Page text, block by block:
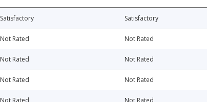
Satisfactory Satisfactory
Not Rated Not Rated
Not Rated Not Rated
Not Rated Not Rated